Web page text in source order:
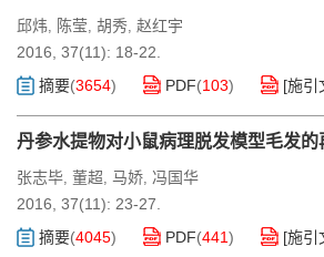
邱炜, 陈莹, 胡秀, 赵红宇
2016, 37(11): 18-22.
摘要(3654) PDF(103) [施引
丹参水提物对小鼠病理脱发模型毛发的
张志毕, 董超, 马娇, 冯国华
2016, 37(11): 23-27.
摘要(4045) PDF(441) [施引